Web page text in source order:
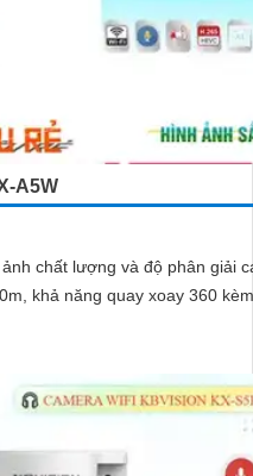
A5W
chất lượng và độ phân giải
khả năng quay xoay 360